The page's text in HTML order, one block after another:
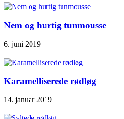
Nem og hurtig tunmousse
6. juni 2019
Karamelliserede rødløg
14. januar 2019